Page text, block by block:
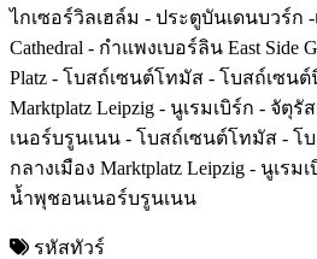
ไกเซอร์วิลเฮล์ม - ประตูบันเดนบวร์ก
Cathedral - กำแพงเบอร์ลิน East Side
Platz - โบสถ์เซนต์โทมัส - โบสถ์เซน
Marktplatz Leipzig - นูเรมเบิร์ก - จั
เนอร์บรูนเนน - โบสถ์เซนต์โทมัส - โ
กลางเมือง Marktplatz Leipzig - นูเร
น้ำพุชอนเนอร์บรูนเนน
รหัสทัวร์